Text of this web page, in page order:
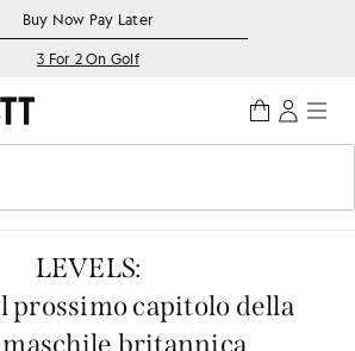
Buy Now Pay Later
3 For 2 On Golf
LEVELS:
prossimo capitolo della
maschile britannica